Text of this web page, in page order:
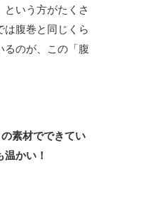
いう方がたくさ
は腹巻と同じくら
るのが、この「腹
素材でできてい
かい！